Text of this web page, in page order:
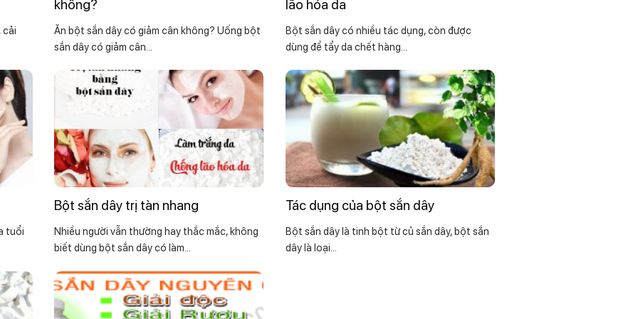
cải
không?
Ăn bột sắn dây có giảm cân không? Uống bột
sắn dây có giảm cân...
lão hóa da
Bột sắn dây có nhiều tác dụng, còn được
dùng để tẩy da chết hàng...
tuổi
Bột sắn dây trị tàn nhang
Nhiều người vẫn thường hay thắc mắc, không
biết dùng bột sắn dây có làm...
Tác dụng của bột sắn dây
Bột sắn dây là tinh bột từ củ sắn dây, bột sắn
dây là loại...